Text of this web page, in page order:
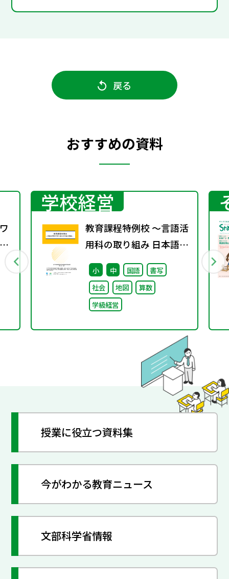
戻る
おすすめの資料
学校経営
教育課程特例校 ～言語活
用科の取り組み 日本語分
野編～
小 中 国語
書写
社会
地図
算数
学級経営
授業に役立つ資料集
今がわかる教育ニュース
文部科学省情報